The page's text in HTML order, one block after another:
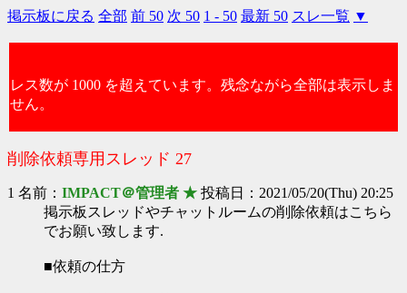
掲示板に戻る 全部 前 50 次 50 1 - 50 最新 50 スレ一覧 ▼
レス数が 1000 を超えています。残念ながら全部は表示しま
せん。
削除依頼専用スレッド 27
1 名前： IMPACT＠管理者 ★ 投稿日：2021/05/20(Thu) 20:25
掲示板スレッドやチャットルームの削除依頼はこちら
でお願い致します.
■依頼の仕方